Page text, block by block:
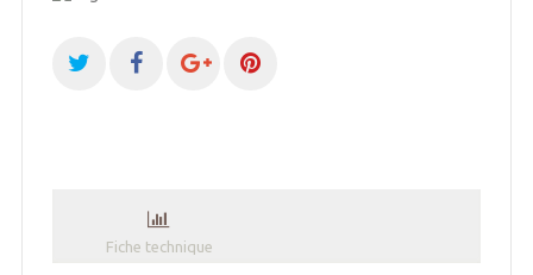
Fiche technique